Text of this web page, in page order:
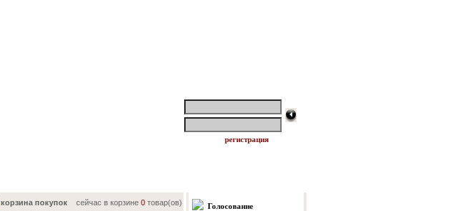
регистрация
корзина покупоксейчас в корзине 0товар(ов) Голосование